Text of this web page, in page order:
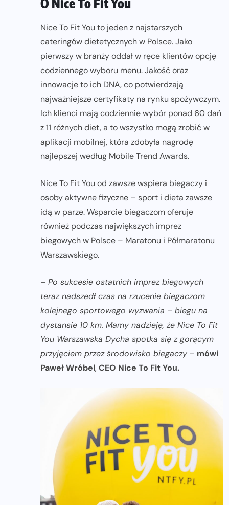
O Nice To Fit You
Nice To Fit You to jeden z najstarszych
cateringów dietetycznych w Polsce. Jako
pierwszy w branży oddał w ręce klientów opcję
codziennego wyboru menu. Jakość oraz
innowacje to ich DNA, co potwierdzają
najważniejsze certyfikaty na rynku spożywczym.
Ich klienci mają codziennie wybór ponad 60 dań
z 11 różnych diet, a to wszystko mogą zrobić w
aplikacji mobilnej, która zdobyła nagrodę
najlepszej według Mobile Trend Awards.
Nice To Fit You od zawsze wspiera biegaczy i
osoby aktywne fizyczne – sport i dieta zawsze
idą w parze. Wsparcie biegaczom oferuje
również podczas największych imprez
biegowych w Polsce – Maratonu i Półmaratonu
Warszawskiego.
– Po sukcesie ostatnich imprez biegowych
teraz nadszedł czas na rzucenie biegaczom
kolejnego sportowego wyzwania – biegu na
dystansie 10 km. Mamy nadzieję, że Nice To Fit
You Warszawska Dycha spotka się z gorącym
przyjęciem przez środowisko biegaczy – mówi
Paweł Wróbel,CEO Nice To Fit You.